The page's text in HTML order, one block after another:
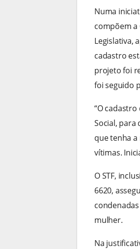
Numa
compõem a
Legislativa,
cadastro
projeto foi
foi seguido
“O
Social,
que tenha
vítimas.
O STF,
6620,
mulher.
Na